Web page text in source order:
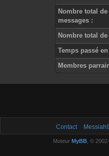
Nombre total de
messages :
Nombre total
Temps passé
Membres
Contact
Moteur MyBB, ©